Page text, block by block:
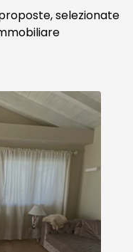
selezionate